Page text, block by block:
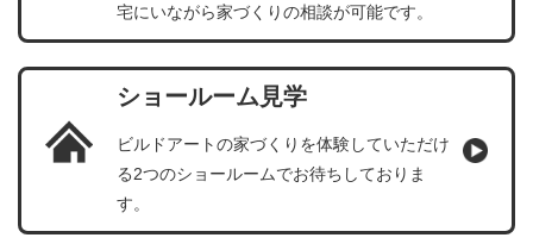
宅にいながら家づくりの相談が可能です。
ショールーム見学
ビルドアートの家づくりを体験していただけ
る2つのショールームでお待ちしておりま
す。